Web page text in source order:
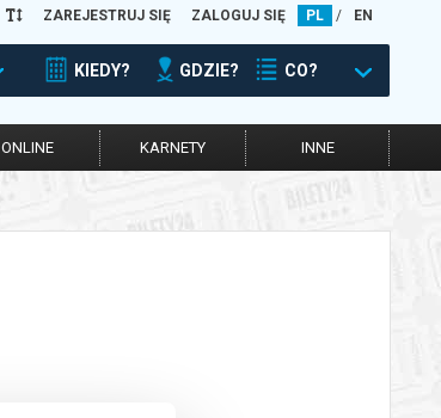
ZAREJESTRUJ SIĘ ZALOGUJ SIĘ PL / EN
KIEDY? GDZIE? CO?
ONLINE KARNETY INNE